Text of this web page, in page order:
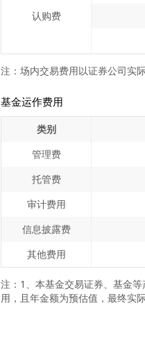
认购费
注：场内交易费用以证券公司实
基金运作费用
类别
管理费
托管费
审计费用
信息披露费
其他费用
注：1、本基金交易证券、基金
用，且年金额为预估值，最终实